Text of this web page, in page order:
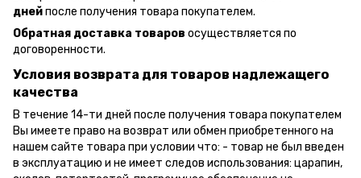
днейпосле получения товара покупателем.
Обратная доставка товаров осуществляется по
договоренности.
Условия возврата для товаров надлежащего
качества
В течение 14-ти дней после получения товара покупателем
Вы имеете право на возврат или обмен приобретенного на
нашем сайте товара при условии что: - товар не был введен
в эксплуатацию и не имеет следов использования: царапин,